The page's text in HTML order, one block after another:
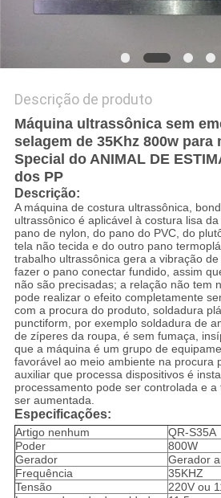
Descrição de produto
Máquina ultrassônica sem
selagem de 35Khz 800w para
Special do ANIMAL DE
dos PP
Descrição:
A máquina de costura ultrassônica,
ultrassônico é aplicável à costura lisa
pano de nylon, do pano do PVC, do
tela não tecida e do outro pano
trabalho ultrassônica gera a vibração
fazer o pano conectar fundido, assim
não são precisadas; a relação não tem
pode realizar o efeito completamente
com a procura do produto, soldadura
punctiform, por exemplo soldadura de
de zíperes da roupa, é sem fumaça,
que a máquina é um grupo de
favorável ao meio ambiente na procura
auxiliar que processa dispositivos é
processamento pode ser controlada e
ser aumentada.
Especificações:
Artigo nenhum
QR-S35A
Poder
800W
Gerador
Gerador
Frequência
35KHZ
Tensão
220V ou